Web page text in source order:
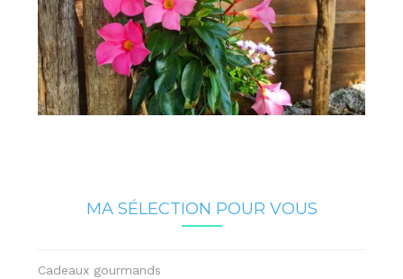
MA SÉLECTION POUR VOUS
Cadeaux gourmands